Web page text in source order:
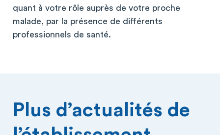
quant à votre rôle auprès de votre proche
malade, par la présence de différents
professionnels de santé.
Plus d’actualités de